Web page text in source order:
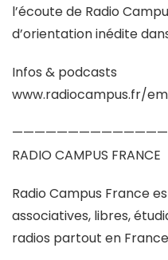
l’écoute de Radio
d’orientation inédite
Infos & podcasts
www.radiocampus.fr/
RADIO CAMPUS FRANCE
Radio Campus France
associatives, libres,
radios partout en